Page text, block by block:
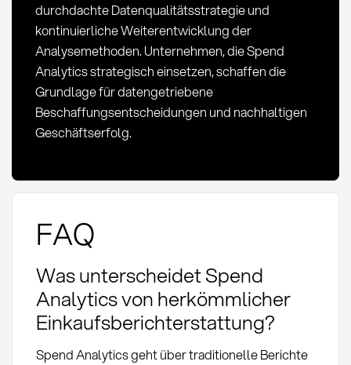
durchdachte Datenqualitätsstrategie und
kontinuierliche Weiterentwicklung der
Analysemethoden. Unternehmen, die Spend
Analytics strategisch einsetzen, schaffen die
Grundlage für datengetriebene
Beschaffungsentscheidungen und nachhaltigen
Geschäftserfolg.
FAQ
Was unterscheidet Spend
Analytics von herkömmlicher
Einkaufsberichterstattung?
Spend Analytics geht über traditionelle Berichte